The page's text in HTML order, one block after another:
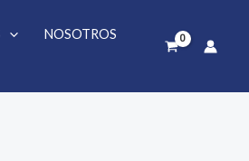
NOSOTROS